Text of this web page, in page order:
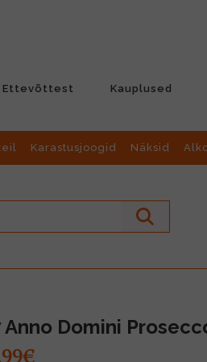
Ettevõttest Kauplused
Karastusjoogid Näksid
Anno Domini